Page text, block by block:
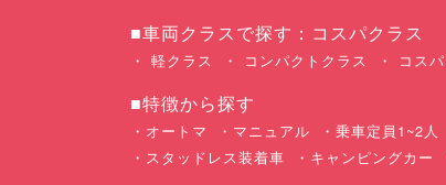
■車両クラスで探す：コスパクラス
軽クラス コンパクトクラス コス
■特徴から探す
オートマ マニュアル 乗車定員1~2人
スタッドレス装着車
キャンピングカー